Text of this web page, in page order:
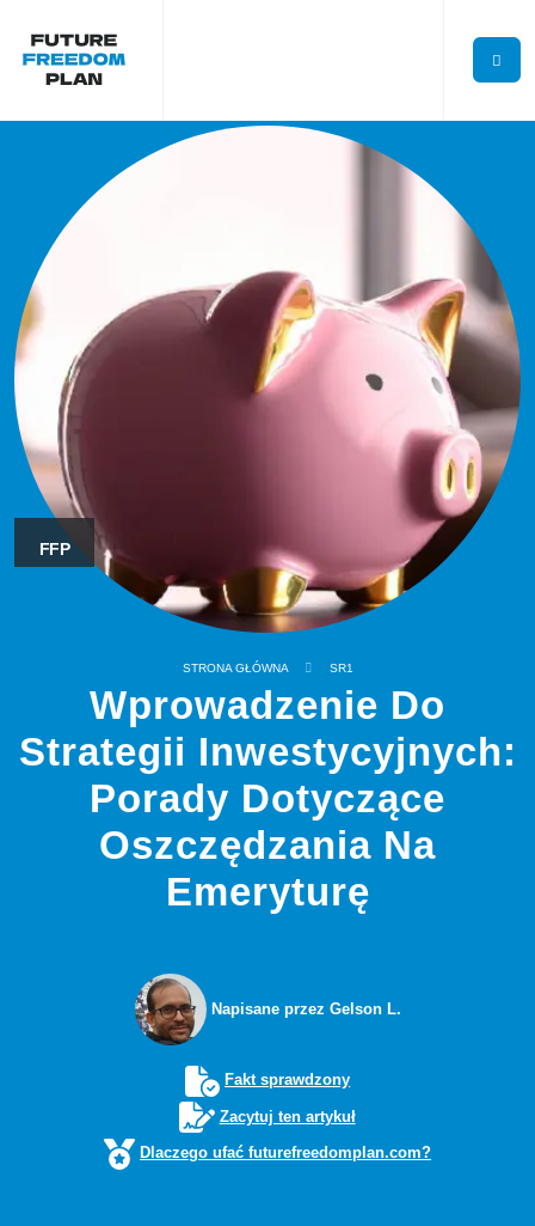
FFP
STRONA GŁÓWNA SR1
Wprowadzenie Do
Strategii Inwestycyjnych:
Porady Dotyczące
Oszczędzania Na
Emeryturę
Napisane przez Gelson L.
Fakt sprawdzony
Zacytuj ten artykuł
Dlaczego ufać futurefreedomplan.com?